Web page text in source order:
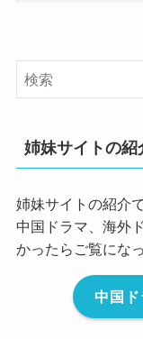
姉妹サイトの紹
姉妹サイトの紹介
中国ドラマ、海外
かったらご覧にな
中国